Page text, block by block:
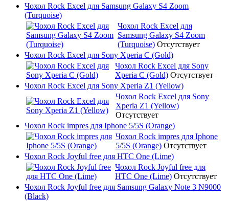
Чохол Rock Excel для Samsung Galaxy S4 Zoom
(Turquoise)
Чохол Rock Excel для
Samsung Galaxy S4 Zoom
(Turquoise) Отсутствует
Чохол Rock Excel для Sony Xperia C (Gold)
Чохол Rock Excel для Sony
Xperia C (Gold) Отсутствует
Чохол Rock Excel для Sony Xperia Z1 (Yellow)
Чохол Rock Excel для Sony
Xperia Z1 (Yellow)
Отсутствует
Чохол Rock impres для Iphone 5/5S (Orange)
Чохол Rock impres для Iphone
5/5S (Orange) Отсутствует
Чохол Rock Joyful free для HTC One (Lime)
Чохол Rock Joyful free для
HTC One (Lime) Отсутствует
Чохол Rock Joyful free для Samsung Galaxy Note 3 N9000
(Black)